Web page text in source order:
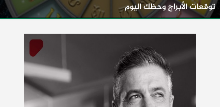
توقعات الأبراج وحظك اليوم